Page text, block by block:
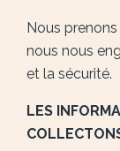
Nous
nous nous
et la sécurité.
LES